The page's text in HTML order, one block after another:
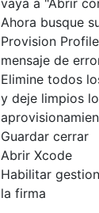
vaya a "Abrir
Ahora busque
Provision
mensaje de
Elimine todos
y deje limpios
Guardar cerrar
Abrir Xcode
Habilitar
la firma